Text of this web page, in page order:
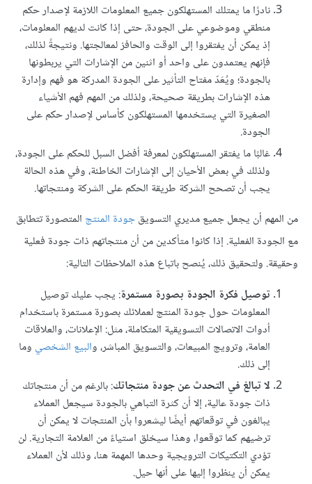
نادرًا ما يمتلك المستهلكون جميع المعلومات اللازمة لإصدار حكم
منطقي وموضوعي على الجودة، حتى إذا كانت لديهم المعلومات،
إذ يمكن أن يفتقروا إلى الوقت والحافز لمعالجتها. ونتيجةً لذلك،
فإنهم يعتمدون على واحد أو اثنين من الإشارات التي يربطونها
بالجودة؛ ويُعَدّ مفتاح التأثير على الجودة المدركة هو فهم وإدارة
هذه الإشارات بطريقة صحيحة، ولذلك من المهم فهم الأشياء
الصغيرة التي يستخدمها المستهلكون كأساس لإصدار حكم على
الجودة.
غالبًا ما يفتقر المستهلكون لمعرفة أفضل السبل للحكم على الجودة،
ولذلك في بعض الأحيان إلى الإشارات الخاطئة، وفي هذه الحالة
يجب أن تصحح الشركة طريقة الحكم على الشركة ومنتجاتها.
من المهم أن يجعل جميع مديري التسويقجودة المنتج المتصورة تتطابق
مع الجودة الفعلية. إذا كانوا متأكدين من أن منتجاتهم ذات جودة فعلية
وحقيقة. ولتحقيق ذلك، يُنصح باتباع هذه الملاحظات التالية:
توصيل فكرة الجودة بصورة مستمرة: يجب عليك توصيل
المعلومات حول جودة المنتج لعملائك بصورة مستمرة باستخدام
أدوات الاتصالات التسويقية المتكاملة، مثل: الإعلانات، والعلاقات
العامة، وترويج المبيعات، والتسويق المباشر، والبيع الشخصي وما
إلى ذلك.
لا تبالغ في التحدث عن جودة منتجاتك: بالرغم من أن منتجاتك
ذات جودة عالية، إلا أن كثرة التباهي بالجودة سيجعل العملاء
يبالغون في توقعاتهم أيضًا ليشعروا بأن المنتجات لا يمكن أن
ترضيهم كما توقعوا، وهذا سيخلق استياءً من العلامة التجارية. لن
تؤدي التكتيكات الترويجية وحدها المهمة هنا، وذلك لأن العملاء
يمكن أن ينظروا إليها على أنها حيل.